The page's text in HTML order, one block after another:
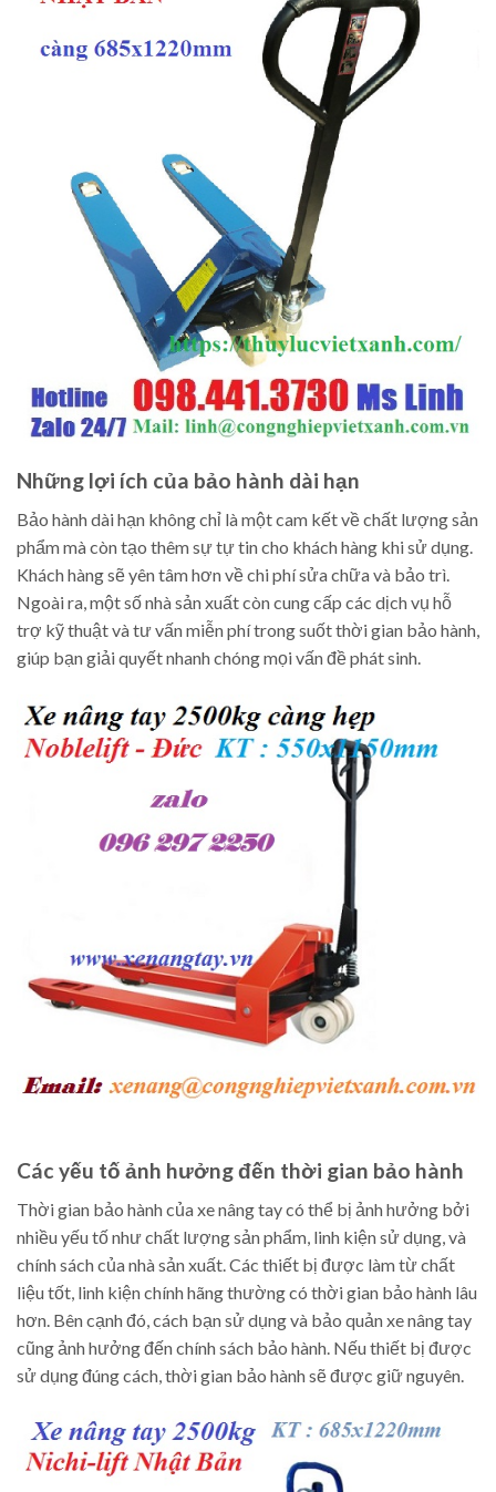
Những lợi ích của bảo hành dài hạn
Bảo hành dài hạn không chỉ là một cam kết về chất lượng sản
phẩm mà còn tạo thêm sự tự tin cho khách hàng khi sử dụng.
Khách hàng sẽ yên tâm hơn về chi phí sửa chữa và bảo trì.
Ngoài ra, một số nhà sản xuất còn cung cấp các dịch vụ hỗ
trợ kỹ thuật và tư vấn miễn phí trong suốt thời gian bảo hành,
giúp bạn giải quyết nhanh chóng mọi vấn đề phát sinh.
Các yếu tố ảnh hưởng đến thời gian bảo hành
Thời gian bảo hành của xe nâng tay có thể bị ảnh hưởng bởi
nhiều yếu tố như chất lượng sản phẩm, linh kiện sử dụng, và
chính sách của nhà sản xuất. Các thiết bị được làm từ chất
liệu tốt, linh kiện chính hãng thường có thời gian bảo hành lâu
hơn. Bên cạnh đó, cách bạn sử dụng và bảo quản xe nâng tay
cũng ảnh hưởng đến chính sách bảo hành. Nếu thiết bị được
sử dụng đúng cách, thời gian bảo hành sẽ được giữ nguyên.